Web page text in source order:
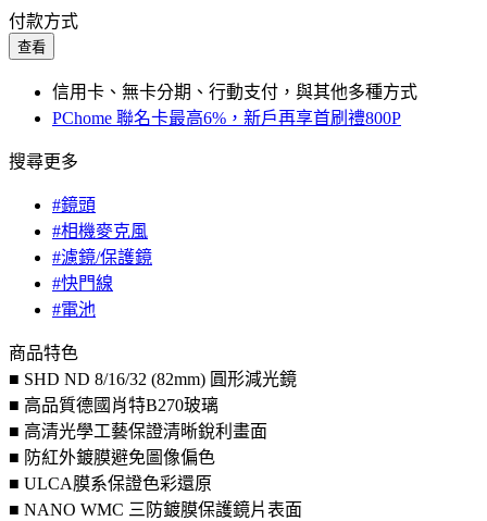
付款方式
查看
信用卡、無卡分期、行動支付，與其他多種方式
PChome 聯名卡最高6%，新戶再享首刷禮800P
搜尋更多
#鏡頭
#相機麥克風
#濾鏡/保護鏡
#快門線
#電池
商品特色
■ SHD ND 8/16/32 (82mm) 圓形減光鏡
■ 高品質德國肖特B270玻璃
■ 高清光學工藝保證清晰銳利畫面
■ 防紅外鍍膜避免圖像偏色
■ ULCA膜系保證色彩還原
■ NANO WMC 三防鍍膜保護鏡片表面